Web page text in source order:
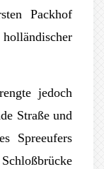
Packhof
jedoch
Straße und
Spreeufers